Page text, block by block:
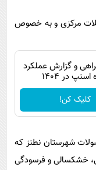
مرکزی و به خصوص
و گزارش عملکرد
در ۱۴۰۴
کلیک کن!
شهرستان نطنز که
خشکسالی و فرسودگی